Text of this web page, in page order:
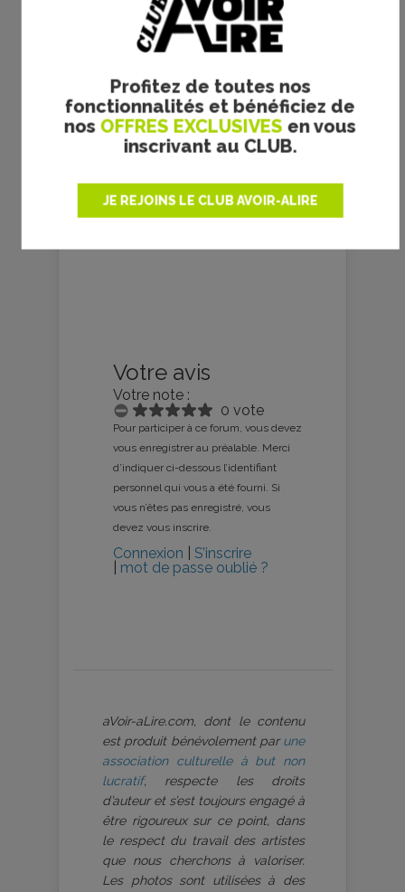
Profitez de toutes nos
fonctionnalités et bénéficiez de
nos OFFRES EXCLUSIVES en vous
inscrivant au CLUB.
JE REJOINS LE CLUB AVOIR-ALIRE
prec suiv
Votre avis
Votre note :
0 vote
Pour participer à ce forum, vous devez
vous enregistrer au préalable. Merci
d’indiquer ci-dessous l’identifiant
personnel qui vous a été fourni. Si
vous n’êtes pas enregistré, vous
devez vous inscrire.
Connexion
S’inscrire
mot de passe oublié ?
aVoir-aLire.com, dont le contenu
est produit bénévolement par une
association culturelle à but non
lucratif, respecte les droits
d’auteur et s’est toujours engagé à
être rigoureux sur ce point, dans
le respect du travail des artistes
que nous cherchons à valoriser.
Les photos sont utilisées à des